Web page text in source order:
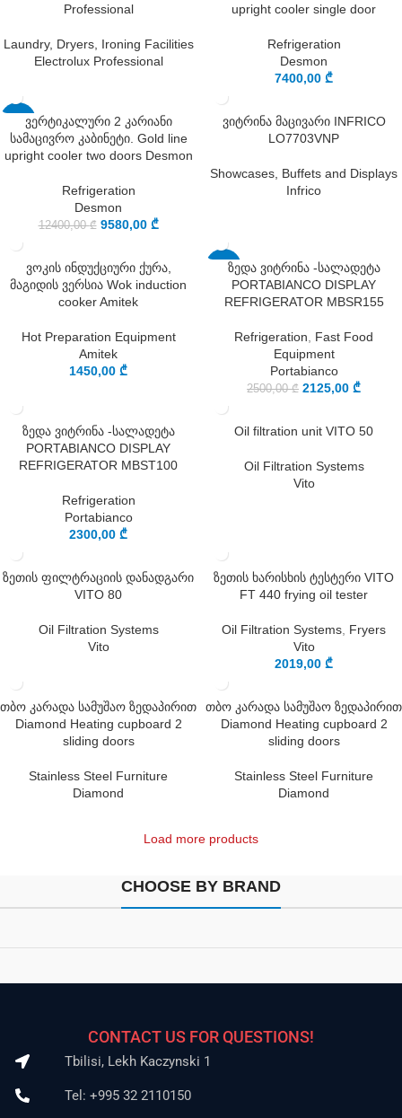
Professional
Laundry, Dryers, Ironing Facilities
Electrolux Professional
upright cooler single door
Refrigeration
Desmon
7400,00 ₾
-23%ვერტიკალური 2 კარიანი
სამაცივრო კაბინეტი. Gold line
upright cooler two doors Desmon
Refrigeration
Desmon
12400,00₾ 9580,00 ₾
ვიტრინა მაცივარი INFRICO
LO7703VNP
Showcases, Buffets and Displays
Infrico
ვოკის ინდუქციური ქურა,
მაგიდის ვერსია Wok induction
cooker Amitek
Hot Preparation Equipment
Amitek
1450,00 ₾
-15%ზედა ვიტრინა -სალადეტა
PORTABIANCO DISPLAY
REFRIGERATOR MBSR155
Refrigeration
Fast Food
Equipment
Portabianco
2500,00₾ 2125,00 ₾
ზედა ვიტრინა -სალადეტა
PORTABIANCO DISPLAY
REFRIGERATOR MBST100
Refrigeration
Portabianco
2300,00 ₾
Oil filtration unit VITO 50
Oil Filtration Systems
Vito
ზეთის ფილტრაციის დანადგარი
VITO 80
Oil Filtration Systems
Vito
ზეთის ხარისხის ტესტერი VITO
FT 440 frying oil tester
Oil Filtration Systems Fryers
Vito
2019,00 ₾
თბო კარადა სამუშაო ზედაპირით
Diamond Heating cupboard 2
sliding doors
Stainless Steel Furniture
Diamond
თბო კარადა სამუშაო ზედაპირით
Diamond Heating cupboard 2
sliding doors
Stainless Steel Furniture
Diamond
Load more products
CHOOSE BY BRAND
CONTACT US FOR QUESTIONS!
Tbilisi, Lekh Kaczynski 1
Tel: +995 32 2110150